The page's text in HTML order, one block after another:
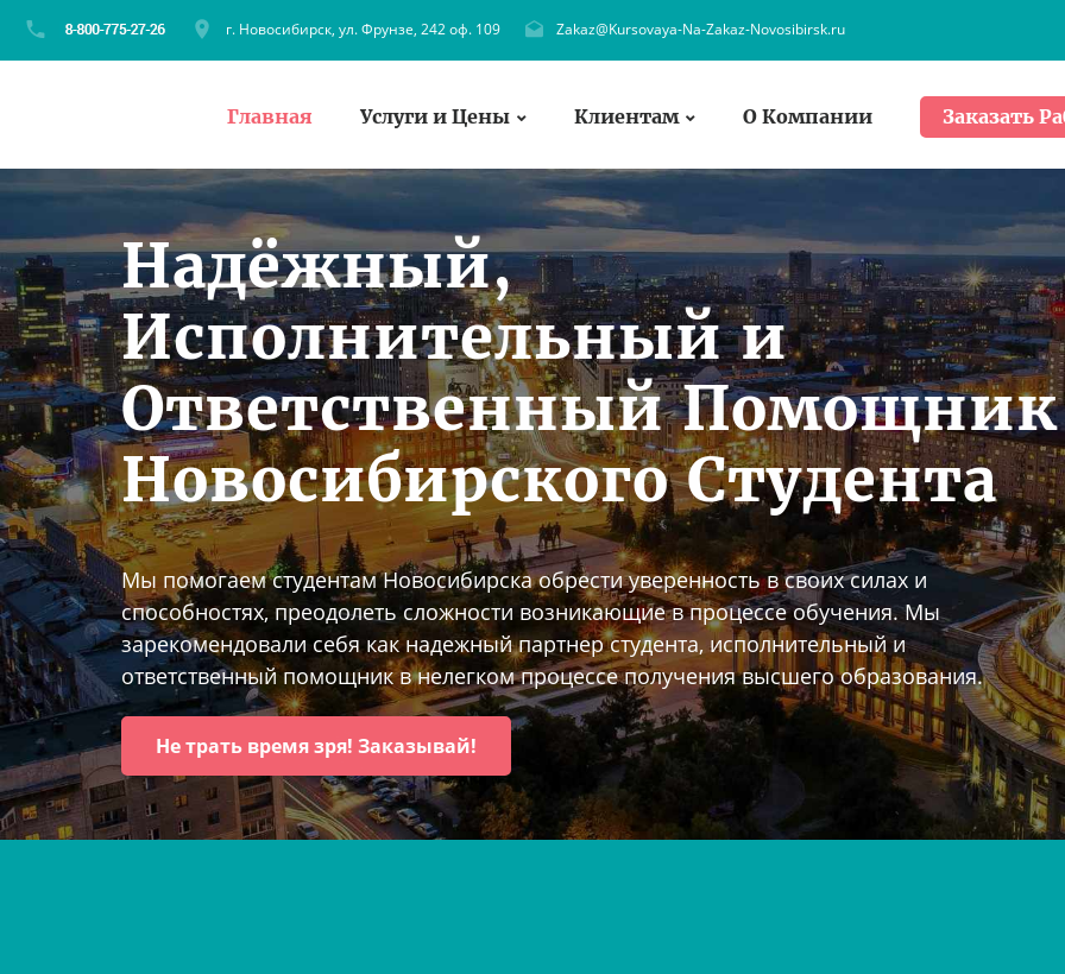
г. Новосибирск, ул. Фрунзе, 242 оф. 109 Zakaz@Kursovaya-Na-Zakaz-Novosibirsk.ru
Главная Услуги и Цены Клиентам О Компании Заказать
Надёжный,
Исполнительный и
Ответственный Помощник
Новосибирского Студента
Мы помогаем студентам Новосибирска обрести уверенность в своих силах и
способностях, преодолеть сложности возникающие в процессе обучения. Мы
зарекомендовали себя как надежный партнер студента, исполнительный и
ответственный помощник в нелегком процессе получения высшего образования.
Не трать время зря! Заказывай!